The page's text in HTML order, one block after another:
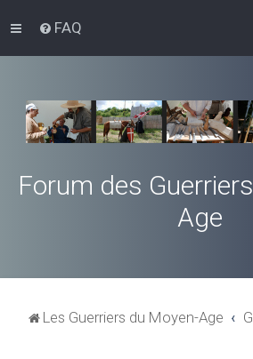
FAQ
Forum des
Age
Les Guerriers du Moyen-Age